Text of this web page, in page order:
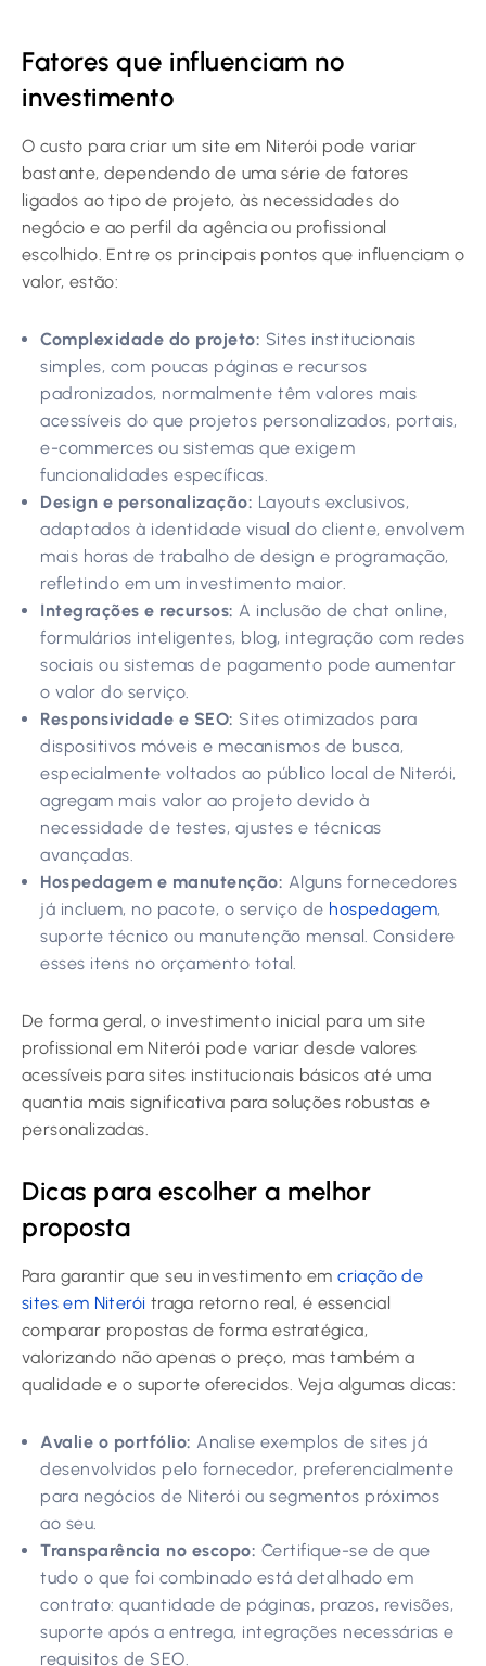
Fatores que influenciam no
investimento
O custo para criar um site em Niterói pode variar
bastante, dependendo de uma série de fatores
ligados ao tipo de projeto, às necessidades do
negócio e ao perfil da agência ou profissional
escolhido. Entre os principais pontos que influenciam o
valor, estão:
Complexidade do projeto: Sites institucionais
simples, com poucas páginas e recursos
padronizados, normalmente têm valores mais
acessíveis do que projetos personalizados, portais,
e-commerces ou sistemas que exigem
funcionalidades específicas.
Design e personalização: Layouts exclusivos,
adaptados à identidade visual do cliente, envolvem
mais horas de trabalho de design e programação,
refletindo em um investimento maior.
Integrações e recursos: A inclusão de chat online,
formulários inteligentes, blog, integração com redes
sociais ou sistemas de pagamento pode aumentar
o valor do serviço.
Responsividade e SEO: Sites otimizados para
dispositivos móveis e mecanismos de busca,
especialmente voltados ao público local de Niterói,
agregam mais valor ao projeto devido à
necessidade de testes, ajustes e técnicas
avançadas.
Hospedagem e manutenção: Alguns fornecedores
já incluem, no pacote, o serviço de hospedagem,
suporte técnico ou manutenção mensal. Considere
esses itens no orçamento total.
De forma geral, o investimento inicial para um site
profissional em Niterói pode variar desde valores
acessíveis para sites institucionais básicos até uma
quantia mais significativa para soluções robustas e
personalizadas.
Dicas para escolher a melhor
proposta
Para garantir que seu investimento emcriação de
sites em Niterói traga retorno real, é essencial
comparar propostas de forma estratégica,
valorizando não apenas o preço, mas também a
qualidade e o suporte oferecidos. Veja algumas dicas:
Avalie o portfólio: Analise exemplos de sites já
desenvolvidos pelo fornecedor, preferencialmente
para negócios de Niterói ou segmentos próximos
ao seu.
Transparência no escopo: Certifique-se de que
tudo o que foi combinado está detalhado em
contrato: quantidade de páginas, prazos, revisões,
suporte após a entrega, integrações necessárias e
requisitos de SEO.